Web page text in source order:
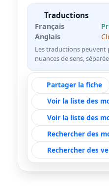
Traductions
Français
Anglais
Les traductions peuvent
nuances de sens,
Partager la fiche
Voir la liste des
Voir la liste des
Rechercher des
Rechercher des